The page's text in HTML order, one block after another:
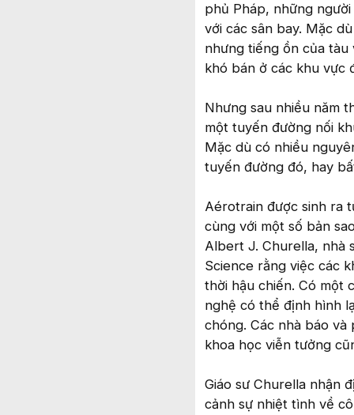
phủ Pháp, những
với các sân bay. Mặc
nhưng tiếng ồn của
khó bán ở các khu vực
Nhưng sau nhiều năm
một tuyến đường nối
Mặc dù có nhiều
tuyến đường đó, hay
Aérotrain được sinh ra
cùng với một số bản
Albert J. Churella, nhà
Science rằng việc các
thời hậu chiến. Có một
nghệ có thể định hình
chóng. Các nhà báo
khoa học viễn tưởng
Giáo sư Churella nhận
cảnh sự nhiệt tình về